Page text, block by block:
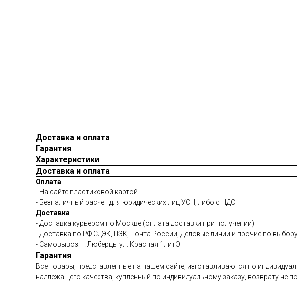
Доставка и оплата
Гарантия
Характеристики
Доставка и оплата
Оплата
- На сайте пластиковой картой
- Безналичный расчет для юридических лиц УСН, либо с НДС
Доставка
- Доставка курьером по Москве (оплата доставки при получении)
- Доставка по РФ СДЭК, ПЭК, Почта России, Деловые линии и прочие по
- Самовывоз: г. Люберцы ул. Красная 1литО
Гарантия
Все товары, представленные на нашем сайте, изготавливаются по
надлежащего качества, купленный по индивидуальному заказу, возврату не